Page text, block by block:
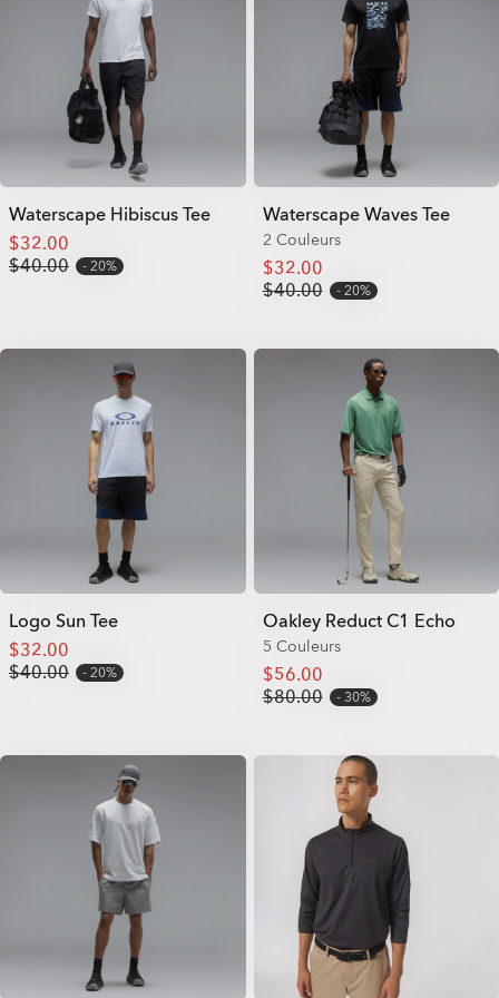
Waterscape Hibiscus Tee
$32.00
$40.00
20%
Waterscape Waves Tee
2 Couleurs
$32.00
$40.00
20%
Logo Sun Tee
$32.00
$40.00
20%
Oakley Reduct C1 Echo
5 Couleurs
$56.00
$80.00
30%